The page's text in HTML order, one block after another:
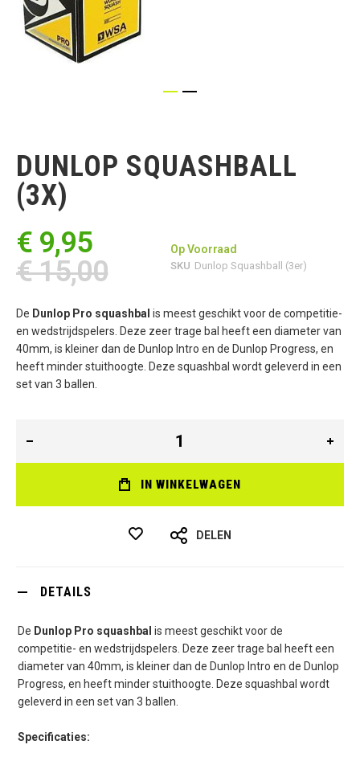
begin
van
de
afbeeldingen-
DUNLOP SQUASHBALL
(3X)
€ 9,95
€ 15,00
Op Voorraad
SKU Dunlop Squashball (3er)
De Dunlop Pro squashbal is meest geschikt voor de competitie-
en wedstrijdspelers. Deze zeer trage bal heeft een diameter van
40mm, is kleiner dan de Dunlop Intro en de Dunlop Progress, en
heeft minder stuithoogte. Deze squashbal wordt geleverd in een
set van 3 ballen.
IN WINKELWAGEN
DELEN
DETAILS
De Dunlop Pro squashbal is meest geschikt voor de
competitie- en wedstrijdspelers. Deze zeer trage bal heeft een
diameter van 40mm, is kleiner dan de Dunlop Intro en de Dunlop
Progress, en heeft minder stuithoogte. Deze squashbal wordt
geleverd in een set van 3 ballen.
Specificaties: